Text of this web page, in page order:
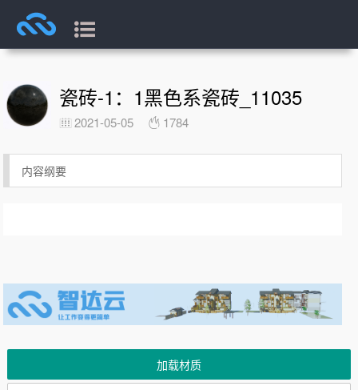
瓷砖-1：1黑色系瓷砖_11035
2021-05-05 1784
内容纲要
加载材质